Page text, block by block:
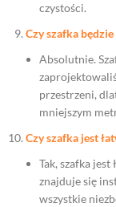
czystości.
Czy szafka
Absolutnie.
przestrzeni,
mniejszym
Czy szafka jest
Tak, szafka
znajduje się
wszystkie